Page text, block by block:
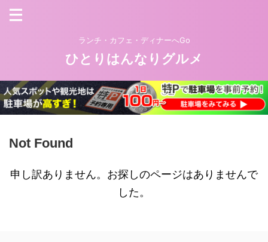
ランチ・カフェ・ディナーへGo
ひとりはんなりグルメ
Not Found
申し訳ありません。お探しのページはありませんで
した。